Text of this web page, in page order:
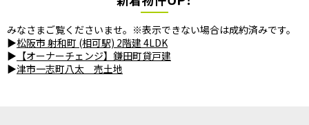
みなさまご覧くださいませ。※表示できない場合は成約済みです。
▶松阪市 射和町 (相可駅) 2階建 4LDK
▶ 【オーナーチェンジ】鎌田町貸戸建
▶津市一志町八太 売土地